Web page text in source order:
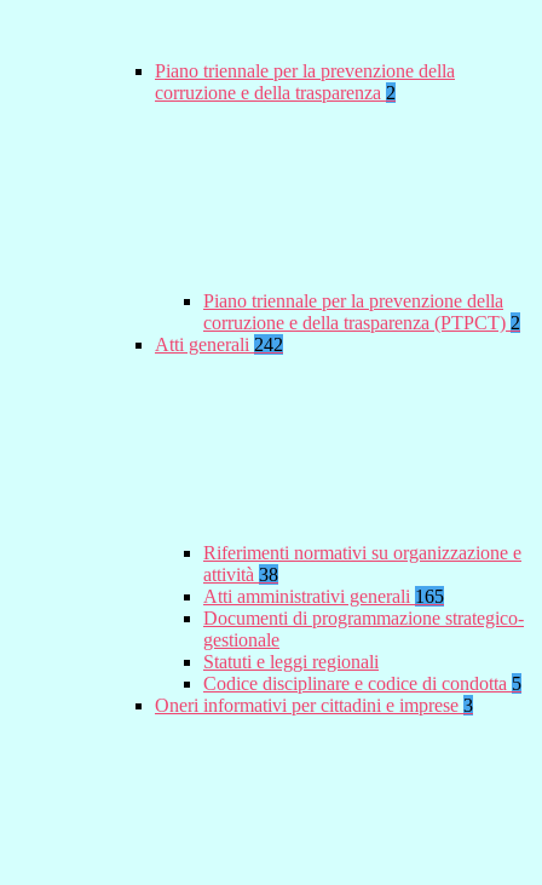
Piano triennale per la prevenzione della
corruzione e della trasparenza 2
Piano triennale per la prevenzione della
corruzione e della trasparenza (PTPCT) 2
Atti generali 242
Riferimenti normativi su organizzazione e
attività 38
Atti amministrativi generali 165
Documenti di programmazione strategico-
gestionale
Statuti e leggi regionali
Codice disciplinare e codice di condotta 5
Oneri informativi per cittadini e imprese 3